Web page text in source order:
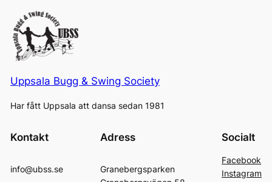
Uppsala Bugg & Swing Society
Har fått Uppsala att dansa sedan 1981
Kontakt
info@ubss.se
Adress
Granebergsparken
Socialt
Facebook
Instagram